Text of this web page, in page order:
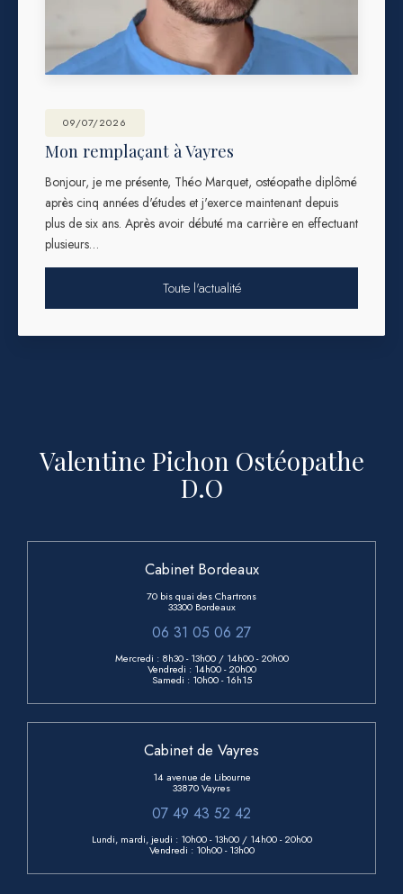
09/07/2026
Mon remplaçant à Vayres
Bonjour, je me présente, Théo Marquet, ostéopathe diplômé
après cinq années d'études et j'exerce maintenant depuis
plus de six ans. Après avoir débuté ma carrière en effectuant
plusieurs…
Toute l'actualité
Valentine Pichon Ostéopathe
D.O
Cabinet Bordeaux
70 bis quai des Chartrons
33300 Bordeaux
06 31 05 06 27
Mercredi : 8h30 - 13h00 / 14h00 - 20h00
Vendredi : 14h00 - 20h00
Samedi : 10h00 - 16h15
Cabinet de Vayres
14 avenue de Libourne
33870 Vayres
07 49 43 52 42
Lundi, mardi, jeudi : 10h00 - 13h00 / 14h00 - 20h00
Vendredi : 10h00 - 13h00